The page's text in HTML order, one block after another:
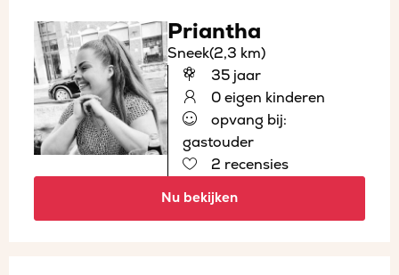
Priantha
Sneek(2,3 km)
35 jaar
0 eigen kinderen
opvang bij:
gastouder
2 recensies
Nu bekijken